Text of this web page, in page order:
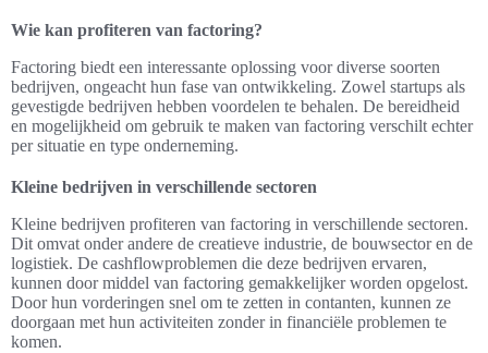
Wie kan profiteren van factoring?
Factoring biedt een interessante oplossing voor diverse soorten
bedrijven, ongeacht hun fase van ontwikkeling. Zowel startups als
gevestigde bedrijven hebben voordelen te behalen. De bereidheid
en mogelijkheid om gebruik te maken van factoring verschilt echter
per situatie en type onderneming.
Kleine bedrijven in verschillende sectoren
Kleine bedrijven profiteren van factoring in verschillende sectoren.
Dit omvat onder andere de creatieve industrie, de bouwsector en de
logistiek. De cashflowproblemen die deze bedrijven ervaren,
kunnen door middel van factoring gemakkelijker worden opgelost.
Door hun vorderingen snel om te zetten in contanten, kunnen ze
doorgaan met hun activiteiten zonder in financiële problemen te
komen.